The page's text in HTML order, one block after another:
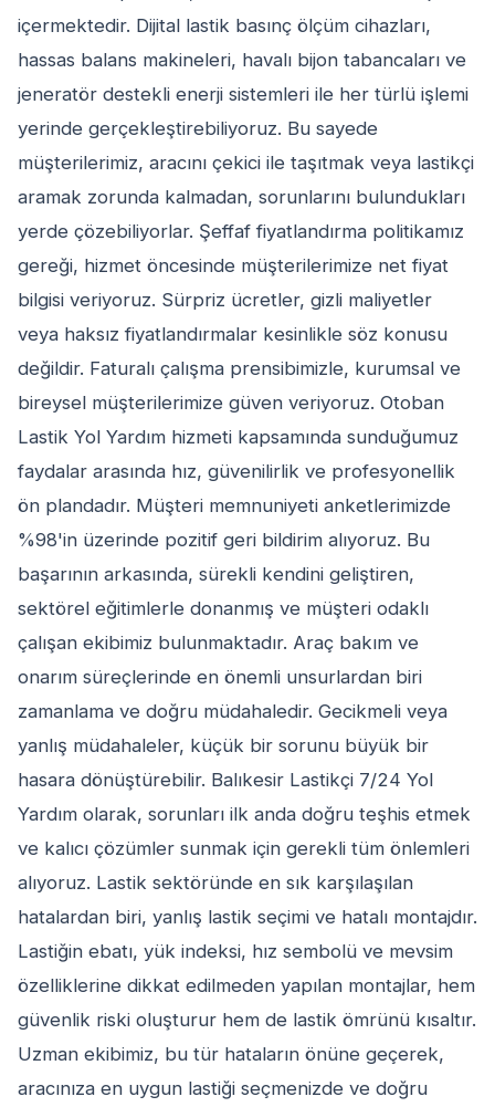
içermektedir. Dijital lastik basınç ölçüm cihazları,
hassas balans makineleri, havalı bijon tabancaları ve
jeneratör destekli enerji sistemleri ile her türlü işlemi
yerinde gerçekleştirebiliyoruz. Bu sayede
müşterilerimiz, aracını çekici ile taşıtmak veya lastikçi
aramak zorunda kalmadan, sorunlarını bulundukları
yerde çözebiliyorlar. Şeffaf fiyatlandırma politikamız
gereği, hizmet öncesinde müşterilerimize net fiyat
bilgisi veriyoruz. Sürpriz ücretler, gizli maliyetler
veya haksız fiyatlandırmalar kesinlikle söz konusu
değildir. Faturalı çalışma prensibimizle, kurumsal ve
bireysel müşterilerimize güven veriyoruz. Otoban
Lastik Yol Yardım hizmeti kapsamında sunduğumuz
faydalar arasında hız, güvenilirlik ve profesyonellik
ön plandadır. Müşteri memnuniyeti anketlerimizde
%98'in üzerinde pozitif geri bildirim alıyoruz. Bu
başarının arkasında, sürekli kendini geliştiren,
sektörel eğitimlerle donanmış ve müşteri odaklı
çalışan ekibimiz bulunmaktadır. Araç bakım ve
onarım süreçlerinde en önemli unsurlardan biri
zamanlama ve doğru müdahaledir. Gecikmeli veya
yanlış müdahaleler, küçük bir sorunu büyük bir
hasara dönüştürebilir. Balıkesir Lastikçi 7/24 Yol
Yardım olarak, sorunları ilk anda doğru teşhis etmek
ve kalıcı çözümler sunmak için gerekli tüm önlemleri
alıyoruz. Lastik sektöründe en sık karşılaşılan
hatalardan biri, yanlış lastik seçimi ve hatalı montajdır.
Lastiğin ebatı, yük indeksi, hız sembolü ve mevsim
özelliklerine dikkat edilmeden yapılan montajlar, hem
güvenlik riski oluşturur hem de lastik ömrünü kısaltır.
Uzman ekibimiz, bu tür hataların önüne geçerek,
aracınıza en uygun lastiği seçmenizde ve doğru